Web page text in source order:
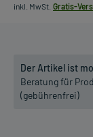
inkl. MwSt. Gratis-
Der Artikel ist
Beratung für
(gebührenfrei)